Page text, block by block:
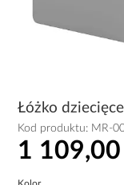
Łóżko
Kod produktu: MR-
1 109,00